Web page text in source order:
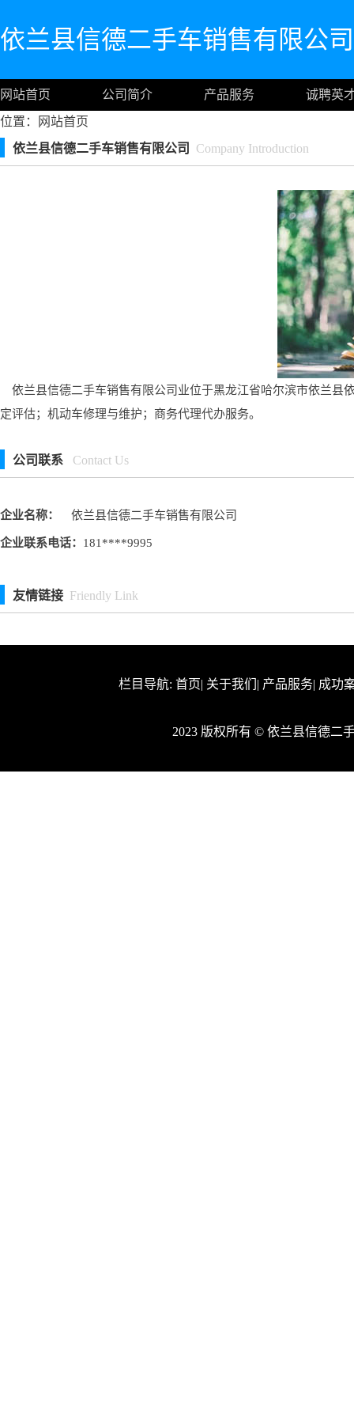
依兰县信德二手车销售有限公司
网站首页 公司简介 产品服务
诚聘英
位置：
网站首页
依兰县信德二手车销售有限公司
Company Introduction
依兰县信德二手车销售有限公司业位于黑龙江省哈尔滨市依兰县
定评估；机动车修理与维护；商务代理代办服务。
公司联系 Contact Us
企业名称： 依兰县信德二手车销售有限公司
企业联系电话： 181****9995
友情链接 Friendly Link
栏目导航: 首页| 关于我们 | 产品服务| 成功
2023 版权所有 © 依兰县信德二